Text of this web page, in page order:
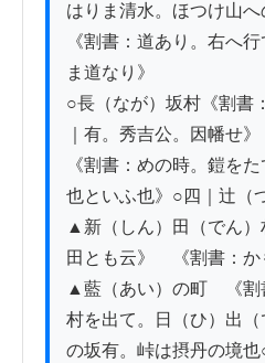
はりま清水。ほつけ山へ
《割書：道あり。右へ
ま道なり》
○長（なが）坂村《割書
｜有。秀吉公。因幡せ》
《割書：めの時。鎧を
也といふ也》○四｜辻（
▲新（しん）田（でん）
田とも云》　《割書：か
▲藍（あい）の町　《割
村を出て。日（ひ）出
の坂有。峠は摂丹の境也